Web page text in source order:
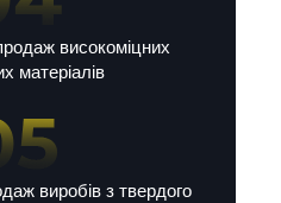
високоміцних
матеріалів
виробів з твердого